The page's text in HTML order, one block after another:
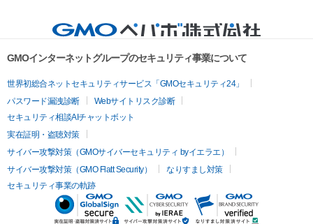
GMOインターネットグループのセキュリティ事業について
世界初総合ネットセキュリティサービス「GMOセキュリティ24」
パスワード漏洩診断
Webサイトリスク診断
セキュリティ相談AIチャットボット
実在証明・盗聴対策
サイバー攻撃対策（GMOサイバーセキュリティ byイエラエ）
サイバー攻撃対策（GMO Flatt Security）
なりすまし対策
セキュリティ事業の軌跡